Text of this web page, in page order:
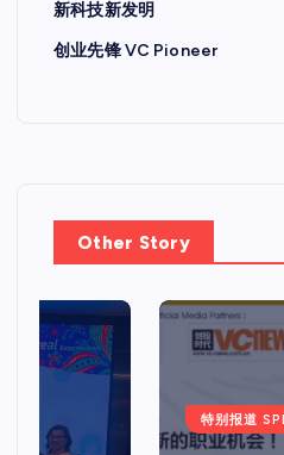
新科技新发明
创业先锋 VC Pioneer
Other Story
特别报道 SPECIAL REPORT